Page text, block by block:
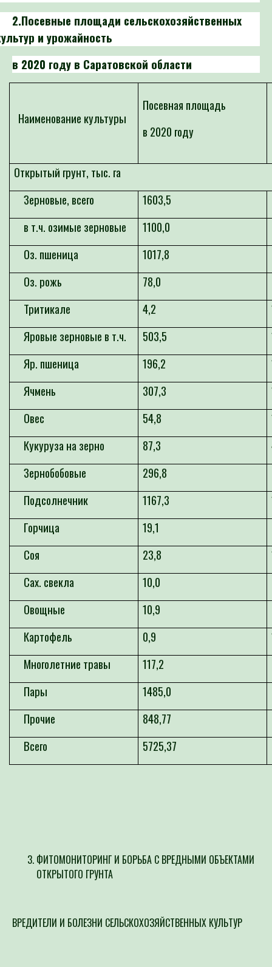
2.Посевные площади сельскохозяйственных
и урожайность
в 2020 году в Саратовской области
Наименование культуры
Посевная площадь
в 2020 году
Открытый грунт, тыс. га
Зерновые, всего
1603,5
в т.ч. озимые зерновые
1100,0
Оз. пшеница
1017,8
Оз. рожь
78,0
Тритикале
4,2
Яровые зерновые в т.ч.
503,5
Яр. пшеница
196,2
Ячмень
307,3
Овес
54,8
Кукуруза на зерно
87,3
Зернобобовые
296,8
Подсолнечник
1167,3
Горчица
19,1
Соя
23,8
Сах. свекла
10,0
Овощные
10,9
Картофель
0,9
Многолетние травы
117,2
Пары
1485,0
Прочие
848,77
Всего
5725,37
ФИТОМОНИТОРИНГ И БОРЬБА С ВРЕДНЫМИ ОБЪЕКТАМИ
ОТКРЫТОГО ГРУНТА
ВРЕДИТЕЛИ И БОЛЕЗНИ СЕЛЬСКОХОЗЯЙСТВЕННЫХ КУЛЬТУР